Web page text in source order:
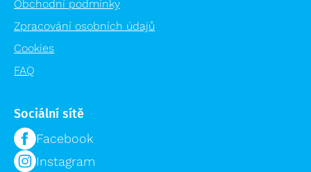
Obchodní podmínky
Zpracování osobních údajů
Cookies
FAQ
Sociální sítě
Facebook
Instagram